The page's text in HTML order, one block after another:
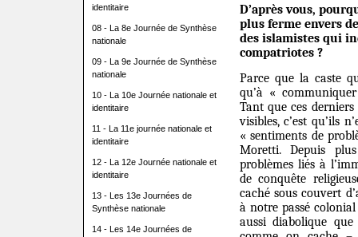
identitaire
08 - La 8e Journée de Synthèse
nationale
09 - La 9e Journée de Synthèse
nationale
10 - La 10e Journée nationale et
identitaire
11 - La 11e journée nationale et
identitaire
12 - La 12e Journée nationale et
identitaire
13 - Les 13e Journées de
Synthèse nationale
14 - Les 14e Journées de
D’après vous,
plus ferme envers
des islamistes qui
compatriotes ?
Parce que la caste
qu’à «
Tant que ces
visibles, c’est qu’ils
« sentiments de
Moretti. Depuis
problèmes liés à
de conquête
caché sous couvert
à notre passé
aussi diabolique